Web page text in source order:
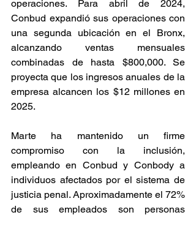
operaciones. Para abril de 2024,
Conbud expandió sus operaciones con
una segunda ubicación en el Bronx,
alcanzando ventas mensuales
combinadas de hasta $800,000. Se
proyecta que los ingresos anuales de la
empresa alcancen los $12 millones en
2025.
Marte ha mantenido un firme
compromiso con la inclusión,
empleando en Conbud y Conbody a
individuos afectados por el sistema de
justicia penal. Aproximadamente el 72%
de sus empleados son personas